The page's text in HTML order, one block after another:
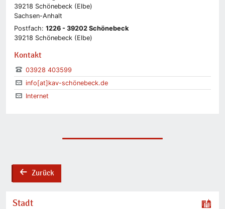
39218 Schönebeck (Elbe)
Sachsen-Anhalt
Postfach: 1226 - 39202 Schönebeck
39218 Schönebeck (Elbe)
Kontakt
03928 403599
info[at]kav-schönebeck.de
Internet
backZurück
Stadt